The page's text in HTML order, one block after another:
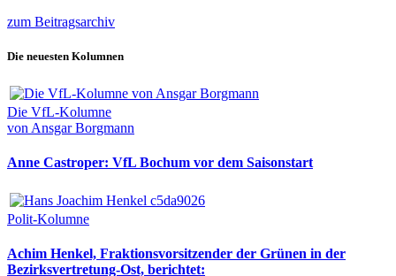
zum Beitragsarchiv
Die neuesten Kolumnen
Die VfL-Kolumne
von Ansgar Borgmann
Anne Castroper: VfL Bochum vor dem Saisonstart
Polit-Kolumne
Achim Henkel, Fraktionsvorsitzender der Grünen in der
Bezirksvertretung-Ost, berichtet: